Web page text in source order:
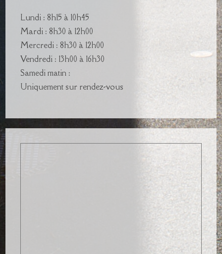
Lundi : 8h15 à 10h45
Mardi : 8h30 à 12h00
Mercredi : 8h30 à 12h00
Vendredi : 13h00 à 16h30
Samedi matin :
Uniquement sur rendez-vous